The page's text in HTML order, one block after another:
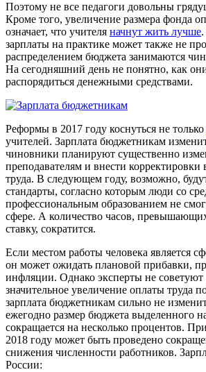
Поэтому не все педагоги довольны
Кроме того, увеличение размера фонда
означает, что учителя начнут жить лучше
зарплаты на практике может также не
распределением бюджета занимаются
На сегодняшний день не понятно, как
распорядиться денежными средствами.
Реформы в 2017 году коснуться не только
учителей. Зарплата бюджетникам
чиновники планируют существенно
преподавателям и внести
труда. В следующем году, возможно,
стандарты, согласно которым люди со
профессиональным образованием не
сфере. А количество часов,
ставку, сократится.
Если местом работы человека является
он может ожидать плановой прибавки,
инфляции. Однако эксперты не советуют
значительное увеличение оплаты труда
зарплата бюджетникам сильно не
ежегодно размер бюджета выделенного
сокращается на несколько процентов.
2018 году может быть проведено
снижения численности работников.
России: